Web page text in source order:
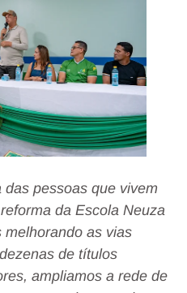
pessoas que vivem
da Escola Neuza
melhorando as vias
de títulos
ampliamos a rede de